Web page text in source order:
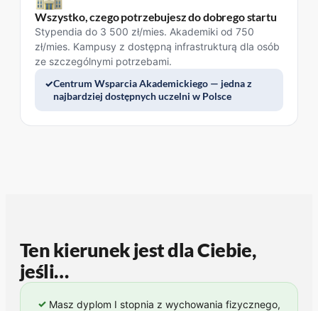
Wszystko, czego potrzebujesz do dobrego startu
Stypendia do 3 500 zł/mies. Akademiki od 750
zł/mies. Kampusy z dostępną infrastrukturą dla osób
ze szczególnymi potrzebami.
Centrum Wsparcia Akademickiego — jedna z
najbardziej dostępnych uczelni w Polsce
Ten kierunek jest dla Ciebie,
jeśli…
✓ Masz dyplom I stopnia z wychowania fizycznego,